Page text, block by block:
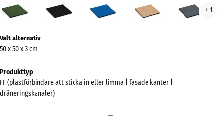
(active)
+ 1
information
om
färgerna?
Visa
färgpalett
Valt alternativ
50 x 50 x 3 cm
Produkttyp
FF (plastförbindare att sticka in eller limma | fasade kanter |
dräneringskanaler)